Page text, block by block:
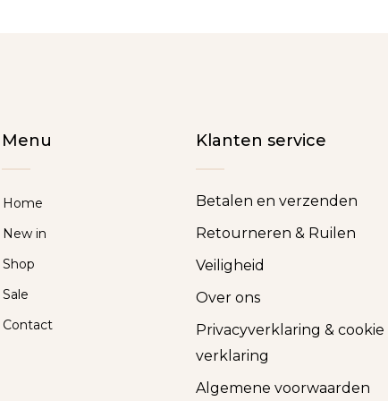
Menu
Home
New in
Shop
Sale
Contact
Klanten service
Betalen en verzenden
Retourneren & Ruilen
Veiligheid
Over ons
Privacyverklaring & cookie
verklaring
Algemene voorwaarden